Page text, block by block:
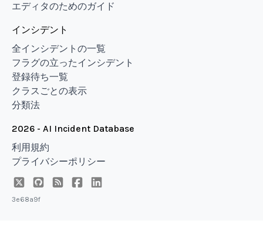
エディタのためのガイド
インシデント
全インシデントの一覧
フラグの立ったインシデント
登録待ち一覧
クラスごとの表示
分類法
2026 - AI Incident Database
利用規約
プライバシーポリシー
3e68a9f